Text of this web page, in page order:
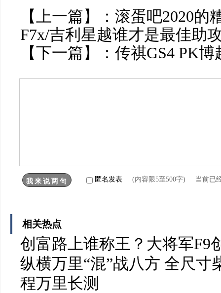
【上一篇】： 滚蛋吧2020的
F7x/吉利星越谁才是最佳助
【下一篇】： 传祺GS4 PK
匿名发表 (内容限5至500字) 当前已
相关热点
创富路上谁称王？大将军F9
纵横万里“混”战八方 全尺寸
程万里长测